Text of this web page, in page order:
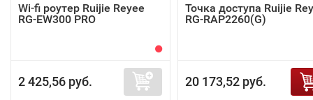
Wi-fi роутер Ruijie Reyee
RG-EW300 PRO
2 425,56 руб.
Точка доступа Ruijie
RG-RAP2260(G)
20 173,52 руб.